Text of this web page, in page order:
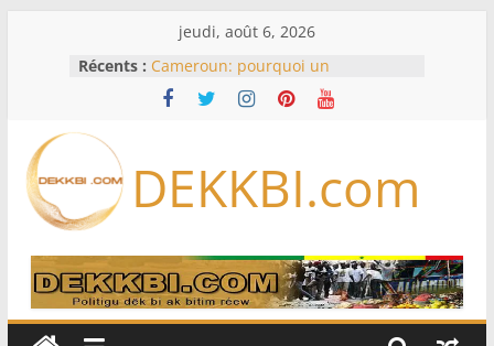
jeudi, août 6, 2026
Récents : Cameroun: pourquoi un
remaniement au sommet de
l’armée alors que Paul Biya est hors
logiciels écrits par l’IA, dominé par
Anthropic et OpenAI
Disney s’associe à TikTok pour tirer
davantage profit de ses univers
légendaires
France – Algérie: l’affaire Mehdi
DEKKBI.com